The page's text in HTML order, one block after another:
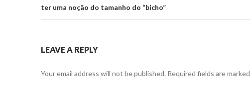
ter uma noção do tamanho do “bicho”
LEAVE A REPLY
Your email address will not be published. Required fields are marked